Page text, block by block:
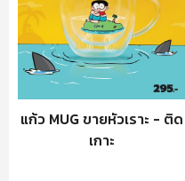
แก้ว MUG ขายหัวเราะ - ติด
เกาะ